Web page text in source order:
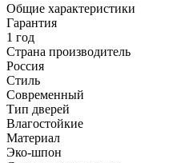
Общие характеристики
Гарантия
1 год
Страна производитель
Россия
Стиль
Современный
Тип дверей
Влагостойкие
Материал
Эко-шпон